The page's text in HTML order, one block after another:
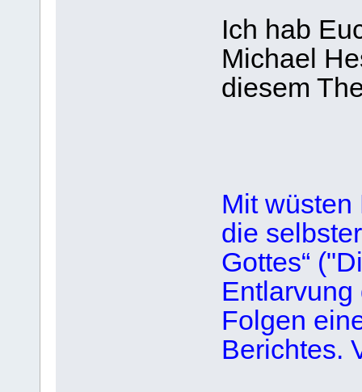
Ich hab
Michael
diesem
Mit
die
Gottes“
Folgen
Berichtes.